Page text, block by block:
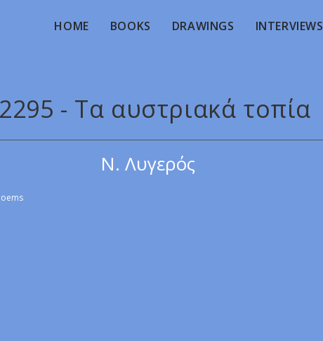
HOME BOOKS DRAWINGS INTERVIEWS
- Τα αυστριακά τοπία
Ν. Λυγερός